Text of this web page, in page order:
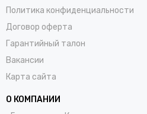
Политика конфиденциальности
Договор оферта
Гарантийный талон
Вакансии
Карта сайта
О КОМПАНИИ